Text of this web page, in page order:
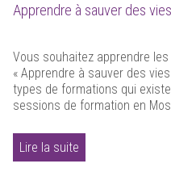
Apprendre à sauver des vies
Vous souhaitez apprendre
« Apprendre à sauver des
types de formations qui
sessions de formation en
Lire la suite